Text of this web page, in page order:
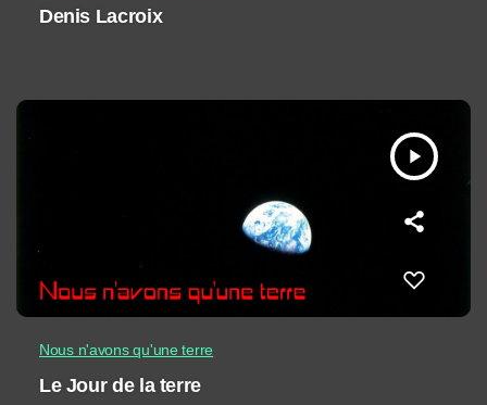
Denis Lacroix
play_arrow
Nous n'avons qu'une terre
Le Jour de la terre